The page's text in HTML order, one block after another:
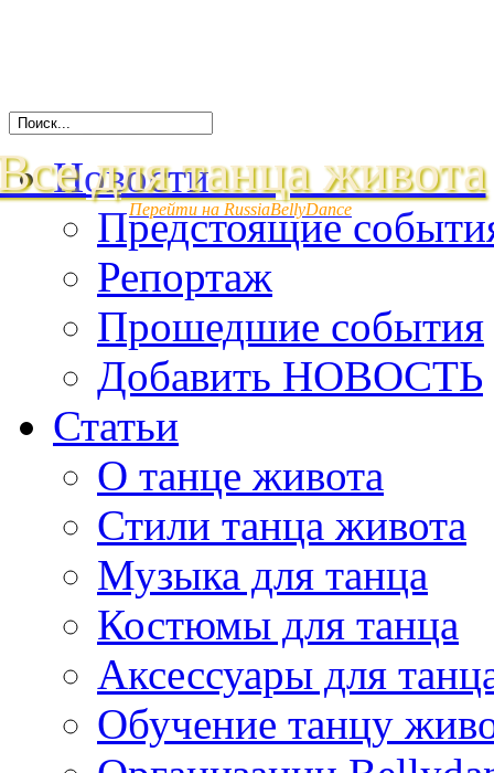
для танца живота
Перейти на RussiaBellyDance
Новости
Предстоящие
Репортаж
Прошедшие события
Добавить НОВОСТЬ
Статьи
О танце живота
Стили танца живота
Музыка для танца
Костюмы для танца
Аксессуары для
Обучение танцу